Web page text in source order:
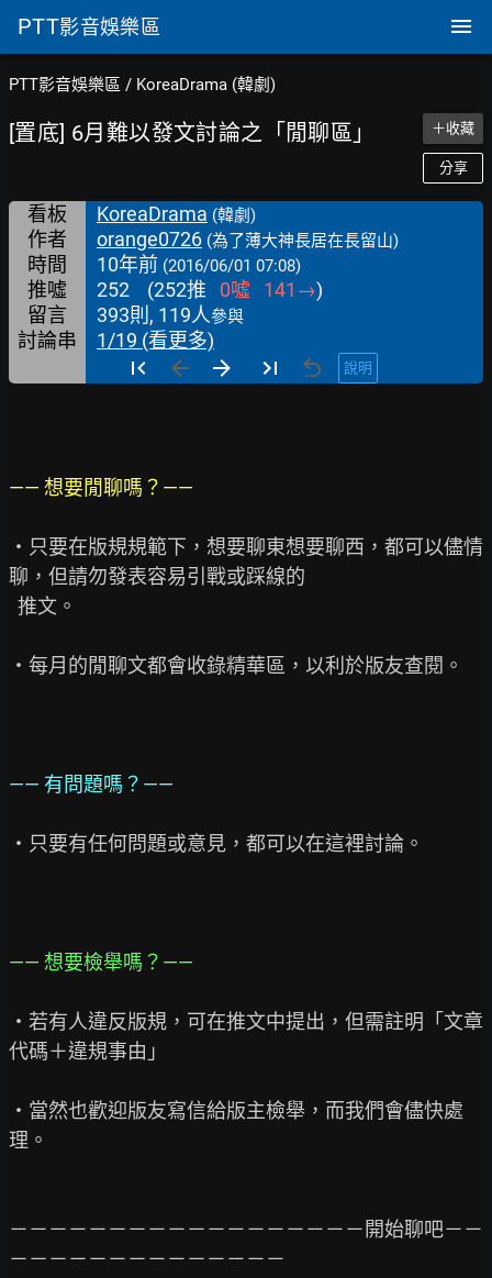
PTT影音娛樂區
PTT影音娛樂區 / KoreaDrama (韓劇)
[置底] 6月難以發文討論之「閒聊區」 ＋收藏
分享
看板 KoreaDrama (韓劇)
作者 orange0726 (為了薄大神長居在長留山)
時間 10年前 (2016/06/01 07:08)
推噓 252 (252推 0噓 141 →)
留言
393則, 119人參與
討論串 1/19 (看更多)
說明
—— 想要閒聊嗎？——
・只要在版規規範下，想要聊東想要聊西，都可以儘情
聊，但請勿發表容易引戰或踩線的
・每月的閒聊文都會收錄精華區，以利於版友查閱。
—— 有問題嗎？——
・只要有任何問題或意見，都可以在這裡討論。
—— 想要檢舉嗎？——
・若有人違反版規，可在推文中提出，但需註明「文章
代碼＋違規事由」
・當然也歡迎版友寫信給版主檢舉，而我們會儘快處
理。
－－－－－－－－－－－－－－－－－－開始聊吧－－
－－－－－－－－－－－－－－